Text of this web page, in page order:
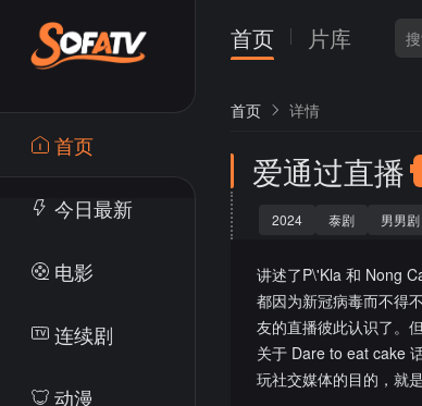
首页
今日最新
电影
连续剧
动漫
首页 片库
首页 详情
爱通过直播
2024 泰剧 男男剧
讲述了P\'Kla 和 Nong
都因为新冠病毒而不得
友的直播彼此认识了。
关于 Dare to eat cake
玩社交媒体的目的，就